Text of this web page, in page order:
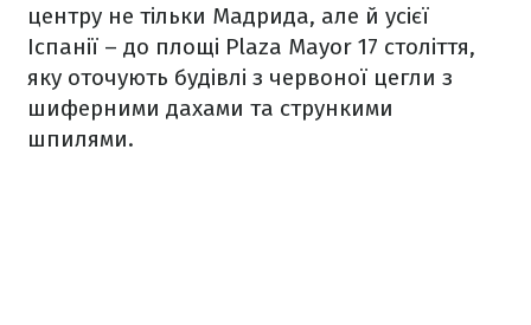
центру не тільки Мадрида, але й усієї
Іспанії – до площі Plaza Mayor 17 століття,
яку оточують будівлі з червоної цегли з
шиферними дахами та стрункими
шпилями.